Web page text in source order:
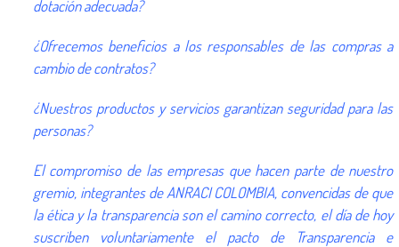
dotación adecuada?
¿Ofrecemos beneficios a los responsables de las compras a
cambio de contratos?
¿Nuestros productos y servicios garantizan seguridad para las
personas?
El compromiso de las empresas que hacen parte de nuestro
gremio, integrantes de ANRACI COLOMBIA, convencidas de que
la ética y la transparencia son el camino correcto, el día de hoy
suscriben voluntariamente el pacto de Transparencia e